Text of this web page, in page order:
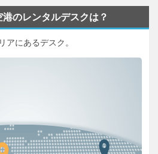
のレンタルデスクは？
アにあるデスク。